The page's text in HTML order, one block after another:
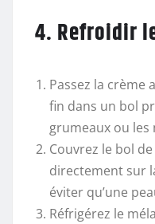
4. Refroidir
Passez la crème
fin dans un bol
grumeaux ou les
Couvrez le bol
directement sur
éviter qu’une
Réfrigérez le